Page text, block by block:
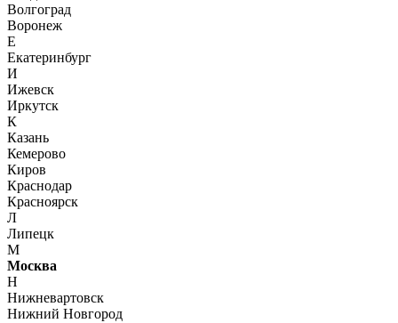
Волгоград
Воронеж
Е
Екатеринбург
И
Ижевск
Иркутск
К
Казань
Кемерово
Киров
Краснодар
Красноярск
Л
Липецк
М
Москва
Н
Нижневартовск
Нижний Новгород